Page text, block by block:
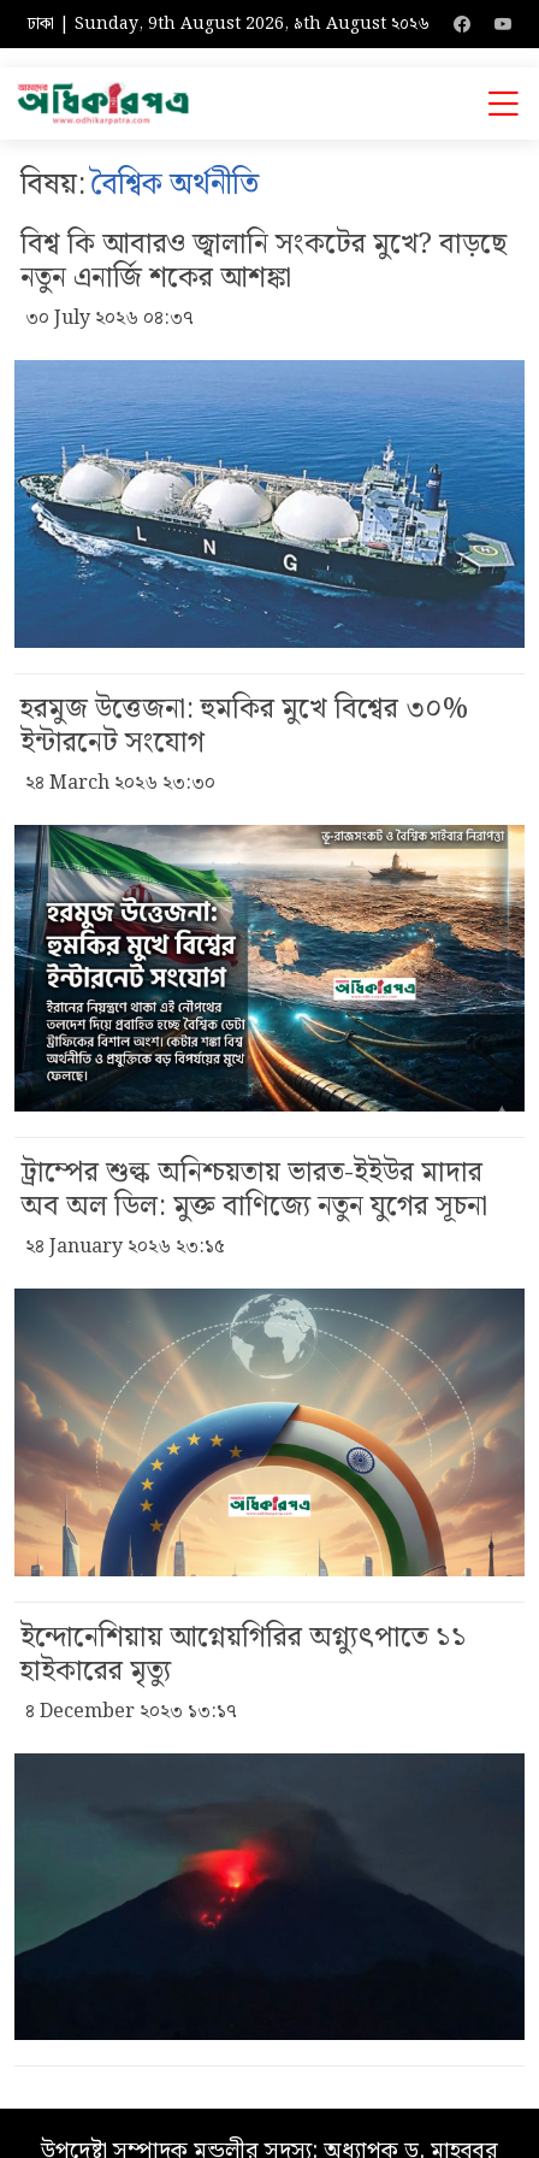
ঢাকা | Sunday, 9th August 2026, ৯th August ২০২৬
বিষয়:বৈশ্বিক অর্থনীতি
বিশ্ব কি আবারও জ্বালানি সংকটের মুখে? বাড়ছে
নতুন এনার্জি শকের আশঙ্কা
৩০ July ২০২৬ ০৪:৩৭
হরমুজ উত্তেজনা: হুমকির মুখে বিশ্বের ৩০%
ইন্টারনেট সংযোগ
২৪ March ২০২৬ ২৩:৩০
ট্রাম্পের শুল্ক অনিশ্চয়তায় ভারত-ইইউর মাদার
অব অল ডিল: মুক্ত বাণিজ্যে নতুন যুগের সূচনা
২৪ January ২০২৬ ২৩:১৫
ইন্দোনেশিয়ায় আগ্নেয়গিরির অগ্ন্যুৎপাতে ১১
হাইকারের মৃত্যু
৪ December ২০২৩ ১৩:১৭